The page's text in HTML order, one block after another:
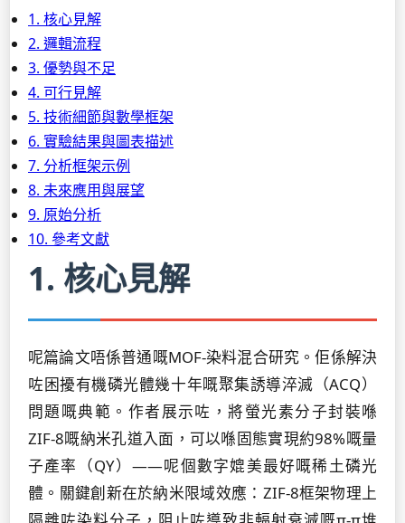
1. 核心見解
2. 邏輯流程
3. 優勢與不足
4. 可行見解
5. 技術細節與數學框架
6. 實驗結果與圖表描述
7. 分析框架示例
8. 未來應用與展望
9. 原始分析
10. 參考文獻
1. 核心見解
呢篇論文唔係普通嘅MOF-染料混合研究。佢係解決
咗困擾有機磷光體幾十年嘅聚集誘導淬滅（ACQ）
問題嘅典範。作者展示咗，將螢光素分子封裝喺
ZIF-8嘅納米孔道入面，可以喺固態實現約98%嘅量
子產率（QY）——呢個數字媲美最好嘅稀土磷光
體。關鍵創新在於納米限域效應：ZIF-8框架物理上